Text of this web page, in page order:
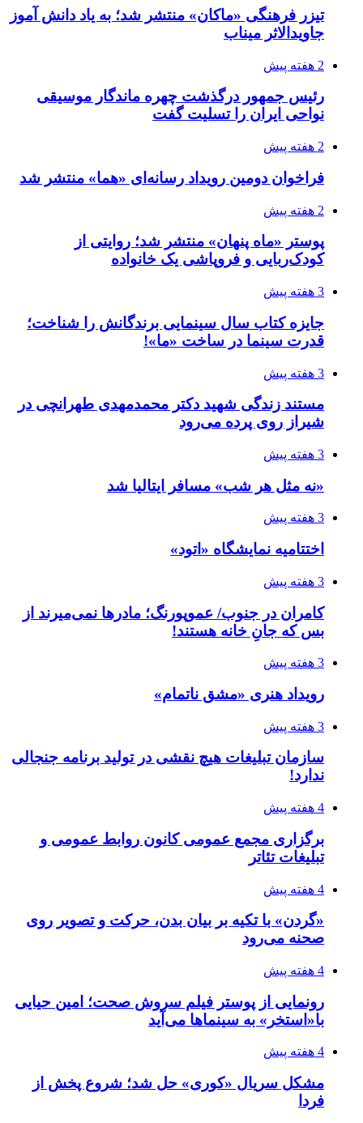
تیزر فرهنگی «ماکان» منتشر شد؛ به یاد دانش آموز
جاویدالاثر میناب
2 هفته پیش
رئیس جمهور درگذشت چهره ماندگار موسیقی
نواحی ایران را تسلیت گفت
2 هفته پیش
فراخوان دومین رویداد رسانه‌ای «هما» منتشر شد
2 هفته پیش
پوستر «ماه پنهان» منتشر شد؛ روایتی از
کودک‌ربایی و فروپاشی یک خانواده
3 هفته پیش
جایزه کتاب سال سینمایی برندگانش را شناخت؛
قدرت سینما در ساخت «ما»!
3 هفته پیش
مستند زندگی شهید دکتر محمدمهدی طهرانچی در
شیراز روی پرده می‌رود
3 هفته پیش
«نه مثل هر شب» مسافر ایتالیا شد
3 هفته پیش
اختتامیه نمایشگاه «اتود»
3 هفته پیش
کامران در جنوب/ عموپورنگ؛ مادرها نمی‌میرند از
بس که جانِ خانه هستند!
3 هفته پیش
رویداد هنری «مشق ناتمام»
3 هفته پیش
سازمان تبلیغات هیچ نقشی در تولید برنامه جنجالی
ندارد!
4 هفته پیش
برگزاری مجمع عمومی کانون روابط عمومی و
تبلیغات تئاتر
4 هفته پیش
«گردن» با تکیه بر بیان بدن، حرکت و تصویر روی
صحنه می‌رود
4 هفته پیش
رونمایی از پوستر فیلم سروش صحت؛ امین حیایی
با«استخر» به سینماها می‌آید
4 هفته پیش
مشکل سریال «کوری» حل شد؛ شروع پخش از
فردا